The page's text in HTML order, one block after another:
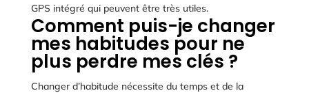
GPS intégré qui peuvent être très utiles.
Comment puis-je changer
mes habitudes pour ne
plus perdre mes clés ?
Changer d’habitude nécessite du temps et de la